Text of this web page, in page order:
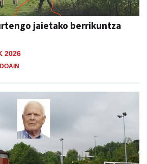
jaietako berrikuntza
2026